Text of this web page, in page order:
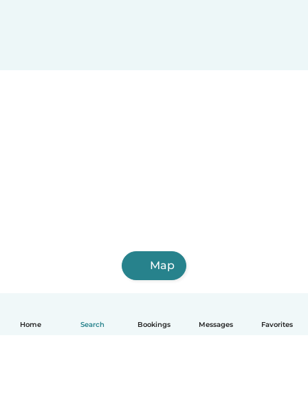
Home Search Bookings Messages Favorites
Map